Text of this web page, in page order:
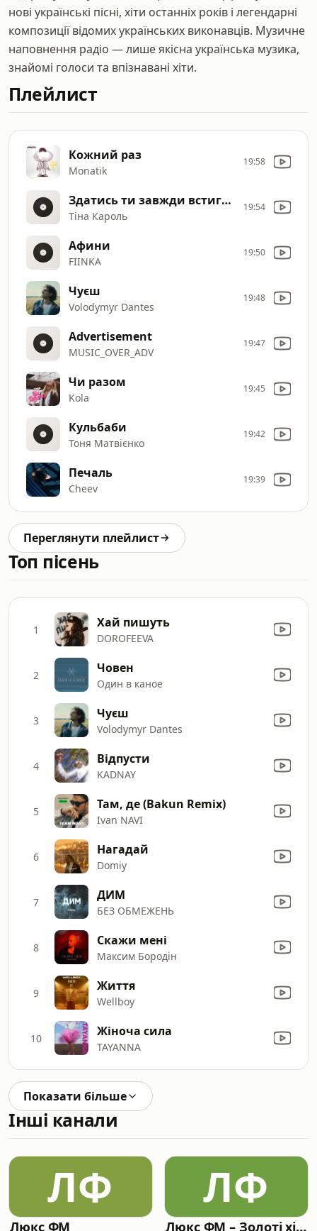
нові українські пісні, хіти останніх років і легендарні
композиції відомих українських виконавців. Музичне
наповнення радіо — лише якісна українська музика,
знайомі голоси та впізнавані хіти.
Плейлист
Кожний раз
Monatik
19:58
Здатись ти завжди встигнеш
Тіна Кароль
19:54
Афини
FIІNKA
19:50
Чуєш
Volodymyr Dantes
19:48
Advertisement
MUSIC_OVER_ADV
19:47
Чи разом
Kola
19:45
Кульбаби
Тоня Матвієнко
19:42
Печаль
Cheev
19:39
Переглянути плейлист
Топ пісень
1 Хай пишуть
DOROFEEVA
2 Човен
Один в каное
3 Чуєш
Volodymyr Dantes
4 Відпусти
KADNAY
5 Там, де (Bakun Remix)
Ivan NAVI
6 Нагадай
Domiy
7 ДИМ
БЕЗ ОБМЕЖЕНЬ
8 Скажи мені
Максим Бородін
9 Життя
Wellboy
10 Жіноча сила
TAYANNA
Показати більше
Інші канали
ЛФ
Люкс ФМ
ЛФ
Люкс ФМ – Золоті хіти